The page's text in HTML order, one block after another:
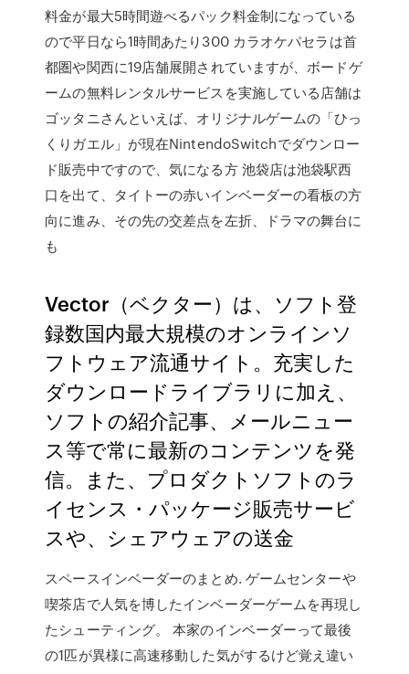
料金が最大5時間遊べるパック料金制になっている
ので平日なら1時間あたり300 カラオケパセラは首
都圏や関西に19店舗展開されていますが、ボードゲ
ームの無料レンタルサービスを実施している店舗は
ゴッタニさんといえば、オリジナルゲームの「ひっ
くりガエル」が現在NintendoSwitchでダウンロー
ド販売中ですので、気になる方 池袋店は池袋駅西
口を出て、タイトーの赤いインベーダーの看板の方
向に進み、その先の交差点を左折、ドラマの舞台に
も
Vector（ベクター）は、ソフト登
録数国内最大規模のオンラインソ
フトウェア流通サイト。充実した
ダウンロードライブラリに加え、
ソフトの紹介記事、メールニュー
ス等で常に最新のコンテンツを発
信。また、プロダクトソフトのラ
イセンス・パッケージ販売サービ
スや、シェアウェアの送金
スペースインベーダーのまとめ. ゲームセンターや
喫茶店で人気を博したインベーダーゲームを再現し
たシューティング。 本家のインベーダーって最後
の1匹が異様に高速移動した気がするけど覚え違い